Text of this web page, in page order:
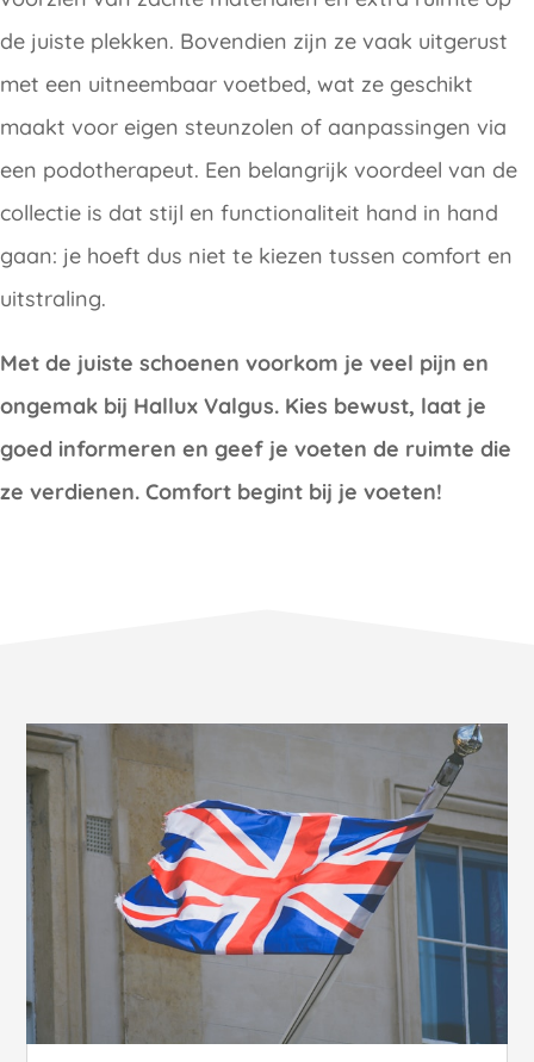
de juiste plekken. Bovendien zijn ze vaak uitgerust
met een uitneembaar voetbed, wat ze geschikt
maakt voor eigen steunzolen of aanpassingen via
een podotherapeut. Een belangrijk voordeel van de
collectie is dat stijl en functionaliteit hand in hand
gaan: je hoeft dus niet te kiezen tussen comfort en
uitstraling.
Met de juiste schoenen voorkom je veel pijn en
ongemak bij Hallux Valgus. Kies bewust, laat je
goed informeren en geef je voeten de ruimte die
ze verdienen. Comfort begint bij je voeten!